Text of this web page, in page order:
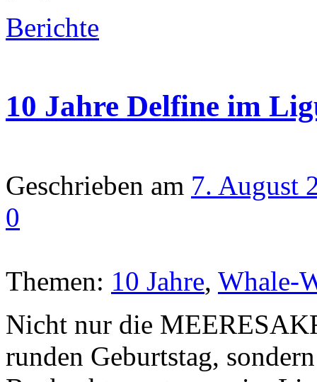
Berichte
10 Jahre Delfine im
Geschrieben am 7. August
0
Themen: 10 Jahre, Whale-
Nicht nur die
runden Geburtstag,